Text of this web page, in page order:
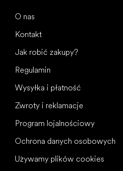
O nas
Kontakt
Jak robić zakupy?
Regulamin
Wysyłka i płatność
Zwroty i reklamacje
Program lojalnościowy
Ochrona danych osobowych
Używamy plików cookies